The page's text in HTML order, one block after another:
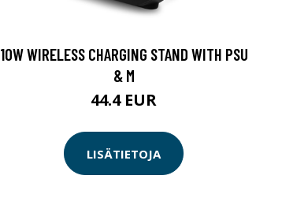
10W WIRELESS CHARGING STAND WITH PSU
& M
44.4 EUR
LISÄTIETOJA